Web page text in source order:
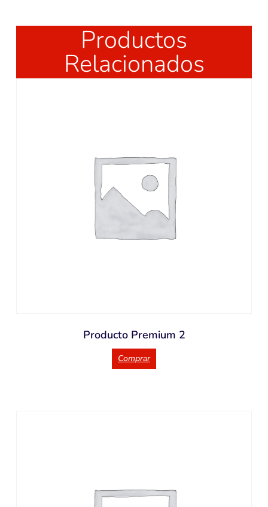
Productos
Relacionados
Producto Premium 2
Comprar